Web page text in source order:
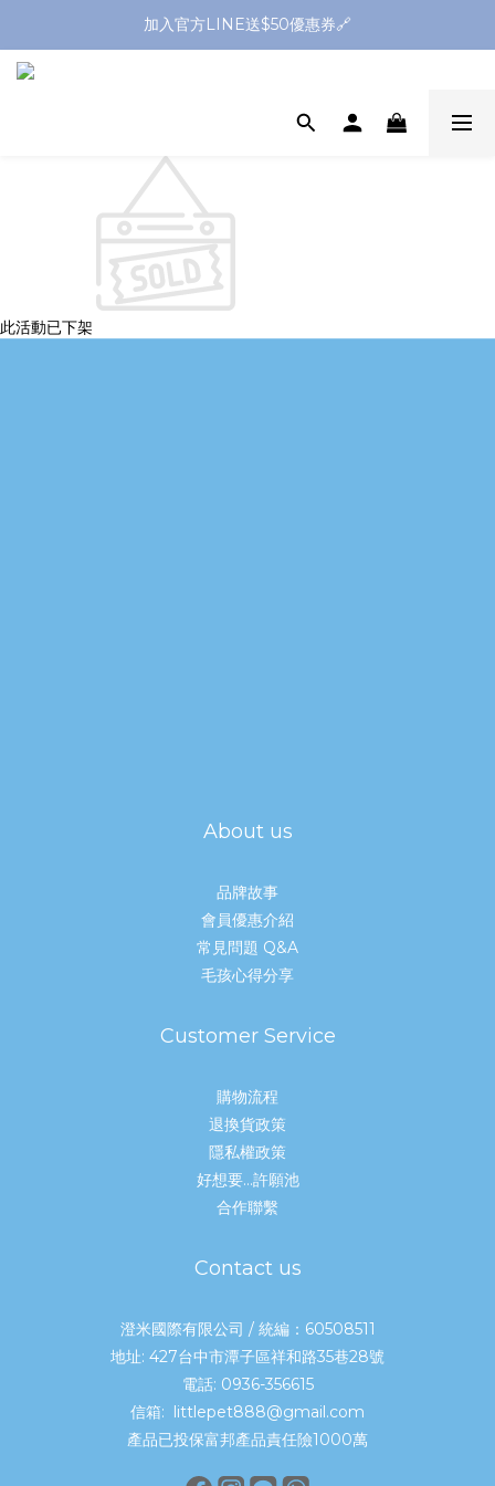
全館滿1299送平頭牙刷🪥滿2299送購物金$200
加入官方LINE送$50優惠券🔗
此活動已下架
About us
品牌故事
會員優惠介紹
常見問題 Q&A
毛孩心得分享
Customer Service
購物流程
退換貨政策
隱私權政策
好想要...許願池
合作聯繫
Contact us
澄米國際有限公司 / 統編：60508511
地址: 427台中市潭子區祥和路35巷28號
電話: 0936-356615
信箱: littlepet888@gmail.com
產品已投保富邦產品責任險1000萬